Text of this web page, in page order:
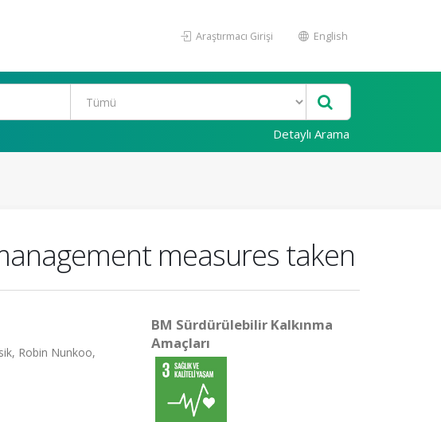
Araştırmacı Girişi English
Detaylı Arama
measures taken
Robin Nunkoo,
BM Sürdürülebilir Kalkınma
Amaçları